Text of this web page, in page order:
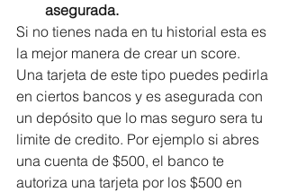
asegurada.
Si no tienes nada en tu historial esta es
la mejor manera de crear un score.
Una tarjeta de este tipo puedes pedirla
en ciertos bancos y es asegurada con
un depósito que lo mas seguro sera tu
limite de credito. Por ejemplo si abres
una cuenta de $500, el banco te
autoriza una tarjeta por los $500 en